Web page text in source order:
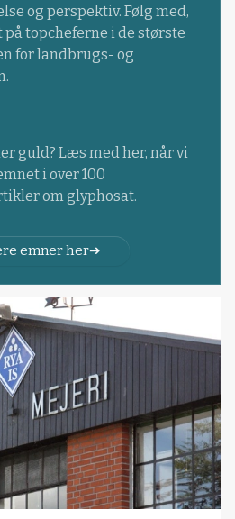
og perspektiv. Følg med,
topcheferne i de største
for landbrugs- og
guld? Læs med her, når vi
i over 100
om glyphosat.
emner her